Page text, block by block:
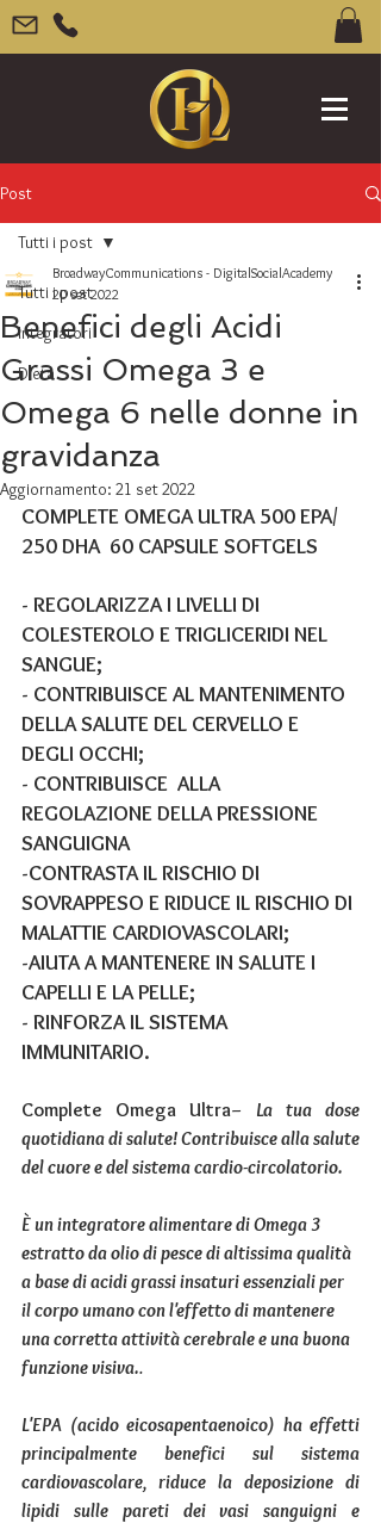
Post
Tutti i post
Integratori
Dieta
Tutti i post
Benefici degli Acidi
Grassi Omega 3 e
Omega 6 nelle donne in
gravidanza
BroadwayCommunications - DigitalSocialAcademy
20 set 2022
Aggiornamento: 21 set 2022
COMPLETE OMEGA ULTRA 500 EPA/
250 DHA  60 CAPSULE SOFTGELS
- REGOLARIZZA I LIVELLI DI
COLESTEROLO E TRIGLICERIDI NEL
SANGUE;
- CONTRIBUISCE AL MANTENIMENTO
DELLA SALUTE DEL CERVELLO E
DEGLI OCCHI;
- CONTRIBUISCE  ALLA
REGOLAZIONE DELLA PRESSIONE
SANGUIGNA
-CONTRASTA IL RISCHIO DI
SOVRAPPESO E RIDUCE IL RISCHIO DI
MALATTIE CARDIOVASCOLARI;
-AIUTA A MANTENERE IN SALUTE I
CAPELLI E LA PELLE;
- RINFORZA IL SISTEMA
IMMUNITARIO.
Complete Omega Ultra– La tua dose
quotidiana di salute! Contribuisce alla salute
del cuore e del sistema cardio-circolatorio.
È un integratore alimentare di Omega 3
estratto da olio di pesce di altissima qualità
a base di acidi grassi insaturi essenziali per
il corpo umano con l'effetto di mantenere
una corretta attività cerebrale e una buona
funzione visiva..
L'EPA (acido eicosapentaenoico) ha effetti
principalmente benefici sul sistema
cardiovascolare, riduce la deposizione di
lipidi sulle pareti dei vasi sanguigni e